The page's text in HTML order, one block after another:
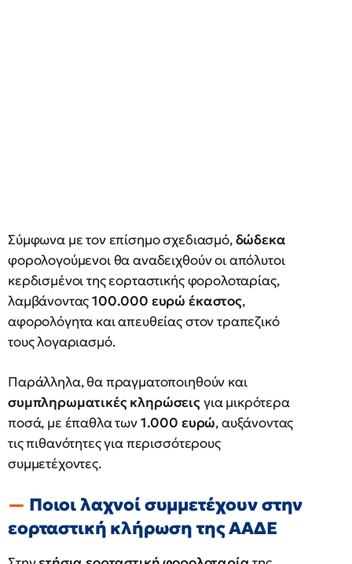
Σύμφωνα με τον επίσημο σχεδιασμό,δώδεκα
φορολογούμενοι θα αναδειχθούν οι απόλυτοι
κερδισμένοι της εορταστικής φορολοταρίας,
λαμβάνοντας100.000 ευρώ έκαστος,
αφορολόγητα και απευθείας στον τραπεζικό
τους λογαριασμό.
Παράλληλα, θα πραγματοποιηθούν και
συμπληρωματικές κληρώσειςγια μικρότερα
ποσά, με έπαθλα των1.000 ευρώ, αυξάνοντας
τις πιθανότητες για περισσότερους
συμμετέχοντες.
Ποιοι λαχνοί συμμετέχουν στην
εορταστική κλήρωση της ΑΑΔΕ